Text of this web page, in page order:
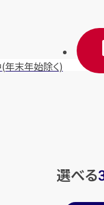
(年末年始除く)
選べる